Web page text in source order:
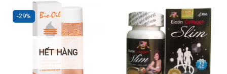
-29%
HẾT HÀNG